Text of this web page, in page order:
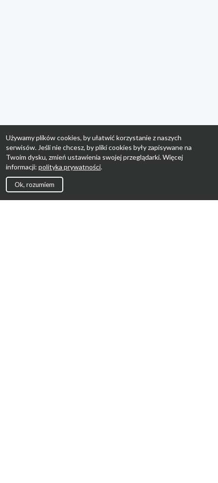
Używamy plików cookies, by ułatwić korzystanie z naszych
serwisów. Jeśli nie chcesz, by pliki cookies były zapisywane na
Twoim dysku, zmień ustawienia swojej przeglądarki. Więcej
informacji: polityka prywatności.
Ok, rozumiem